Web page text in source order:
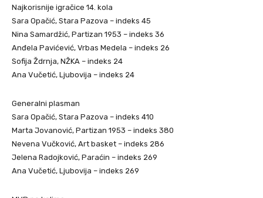
Najkorisnije igračice 14. kola
Sara Opačić, Stara Pazova – indeks 45
Nina Samardžić, Partizan 1953 – indeks 36
Anđela Pavićević, Vrbas Medela – indeks 26
Sofija Ždrnja, NŽKA – indeks 24
Ana Vučetić, Ljubovija – indeks 24
Generalni plasman
Sara Opačić, Stara Pazova – indeks 410
Marta Jovanović, Partizan 1953 – indeks 380
Nevena Vučković, Art basket – indeks 286
Jelena Radojković, Paraćin – indeks 269
Ana Vučetić, Ljubovija – indeks 269